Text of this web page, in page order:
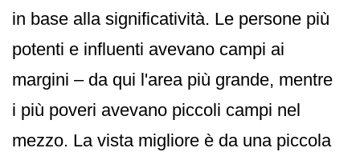
in base alla significatività. Le persone più
potenti e influenti avevano campi ai
margini – da qui l'area più grande, mentre
i più poveri avevano piccoli campi nel
mezzo. La vista migliore è da una piccola